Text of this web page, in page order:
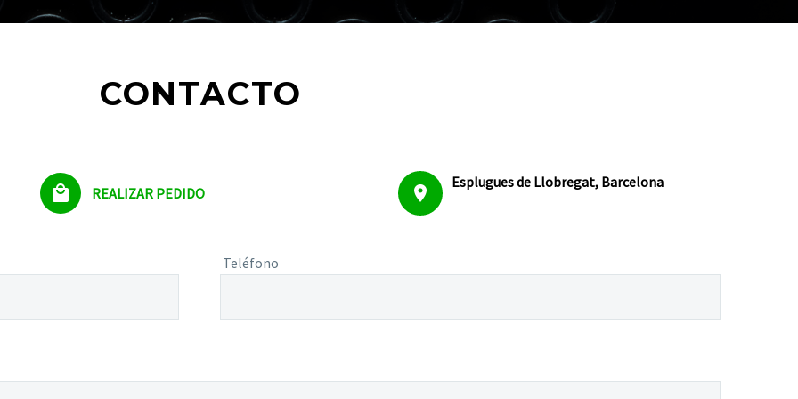
CONTACTO

 REALIZAR PEDIDO 

Esplugues de Llobregat, Barcelona
Teléfono